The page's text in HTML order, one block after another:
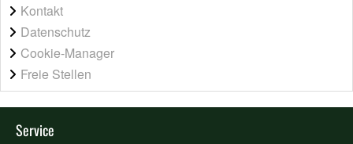
Kontakt
Datenschutz
Cookie-Manager
Freie Stellen
Service